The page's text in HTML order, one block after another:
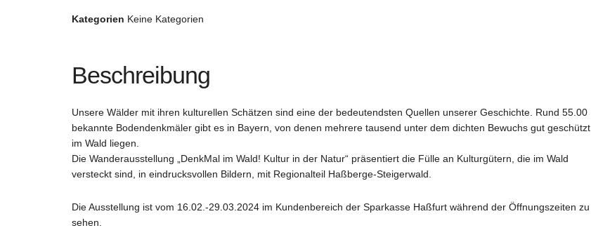
Kategorien Keine Kategorien
Beschreibung
Unsere Wälder mit ihren kulturellen Schätzen sind eine der bedeutendsten Quellen unserer Geschichte. Rund 55.00
bekannte Bodendenkmäler gibt es in Bayern, von denen mehrere tausend unter dem dichten Bewuchs gut geschützt
im Wald liegen.
Die Wanderausstellung „DenkMal im Wald! Kultur in der Natur“ präsentiert die Fülle an Kulturgütern, die im Wald
versteckt sind, in eindrucksvollen Bildern, mit Regionalteil Haßberge-Steigerwald.
Die Ausstellung ist vom 16.02.-29.03.2024 im Kundenbereich der Sparkasse Haßfurt während der Öffnungszeiten zu
sehen.